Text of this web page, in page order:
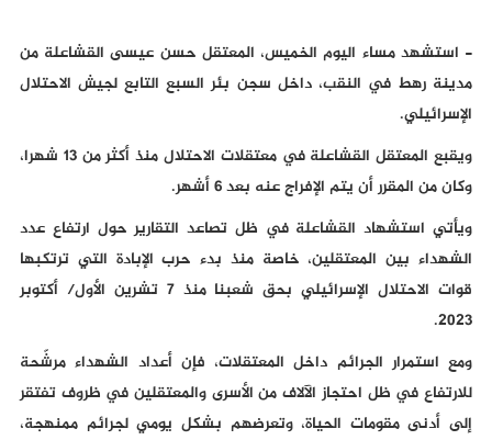
- استشهد مساء اليوم الخميس، المعتقل حسن عيسى القشاعلة من
مدينة رهط في النقب، داخل سجن بئر السبع التابع لجيش الاحتلال
الإسرائيلي.
ويقبع المعتقل القشاعلة في معتقلات الاحتلال منذ أكثر من 13 شهرا،
وكان من المقرر أن يتم الإفراج عنه بعد 6 أشهر.
ويأتي استشهاد القشاعلة في ظل تصاعد التقارير حول ارتفاع عدد
الشهداء بين المعتقلين، خاصة منذ بدء حرب الإبادة التي ترتكبها
قوات الاحتلال الإسرائيلي بحق شعبنا منذ 7 تشرين الأول/ أكتوبر
2023.
ومع استمرار الجرائم داخل المعتقلات، فإن أعداد الشهداء مرشّحة
للارتفاع في ظل احتجاز الآلاف من الأسرى والمعتقلين في ظروف تفتقر
إلى أدنى مقومات الحياة، وتعرضهم بشكل يومي لجرائم ممنهجة،